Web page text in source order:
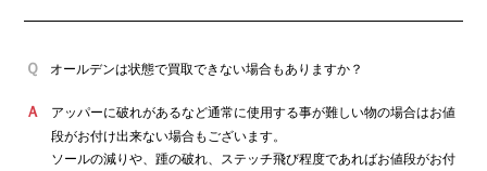
オールデンは状態で買取できない場合もありますか？
アッパーに破れがあるなど通常に使用する事が難しい物の場合はお値
段がお付け出来ない場合もございます。
ソールの減りや、踵の破れ、ステッチ飛び程度であればお値段がお付